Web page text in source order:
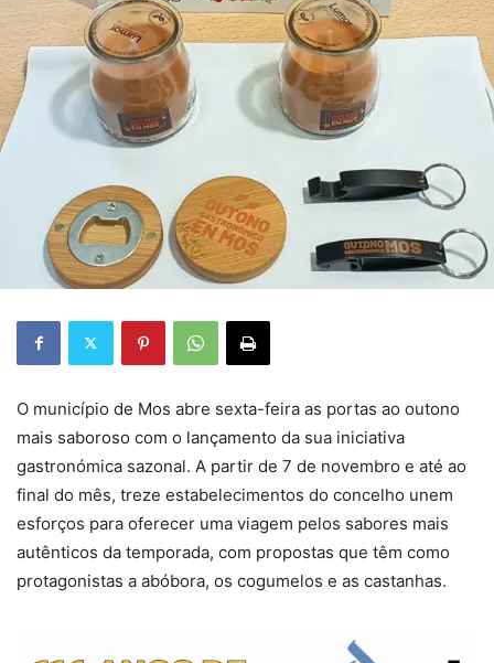
O município de Mos abre sexta-feira as portas ao outono
mais saboroso com o lançamento da sua iniciativa
gastronómica sazonal. A partir de 7 de novembro e até ao
final do mês, treze estabelecimentos do concelho unem
esforços para oferecer uma viagem pelos sabores mais
autênticos da temporada, com propostas que têm como
protagonistas a abóbora, os cogumelos e as castanhas.